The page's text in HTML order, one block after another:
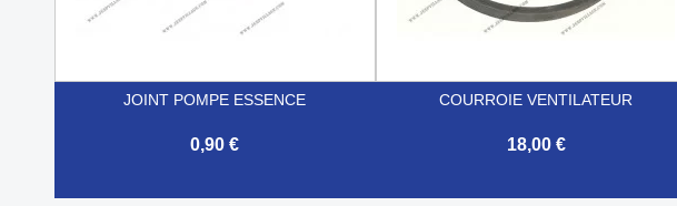
JOINT POMPE ESSENCE
0,90 €
COURROIE VENTILATEUR
18,00 €